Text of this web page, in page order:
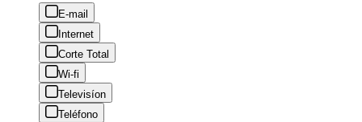
E-mail
Internet
Corte Total
Wi-fi
Televisíon
Teléfono